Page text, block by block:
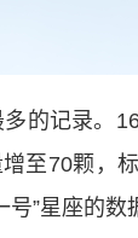
的记录。
至70颗，
”星座的数